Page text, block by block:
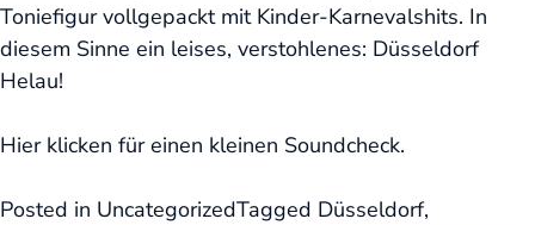
Toniefigur vollgepackt mit Kinder-Karnevalshits. In
diesem Sinne ein leises, verstohlenes: Düsseldorf
Helau!
Hier klicken für einen kleinen Soundcheck.
Posted in UncategorizedTagged Düsseldorf,